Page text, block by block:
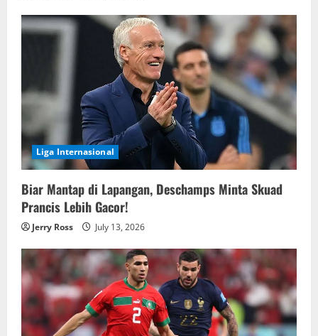
Liga Internasional
Biar Mantap di Lapangan, Deschamps Minta Skuad
Prancis Lebih Gacor!
Jerry Ross July 13, 2026